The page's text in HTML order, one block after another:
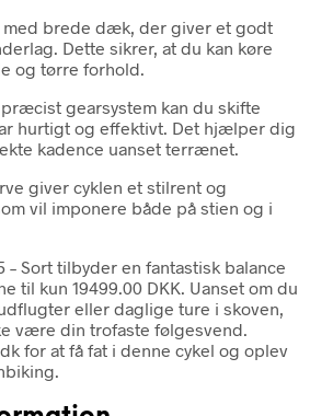
med brede dæk, der giver et godt
Dette sikrer, at du kan køre
og tørre forhold.
gearsystem kan du skifte
hurtigt og effektivt. Det hjælper dig
kadence uanset terrænet.
giver cyklen et stilrent og
vil imponere både på stien og i
– Sort tilbyder en fantastisk balance
til kun 19499.00 DKK. Uanset om du
eller daglige ture i skoven,
være din trofaste følgesvend.
for at få fat i denne cykel og oplev